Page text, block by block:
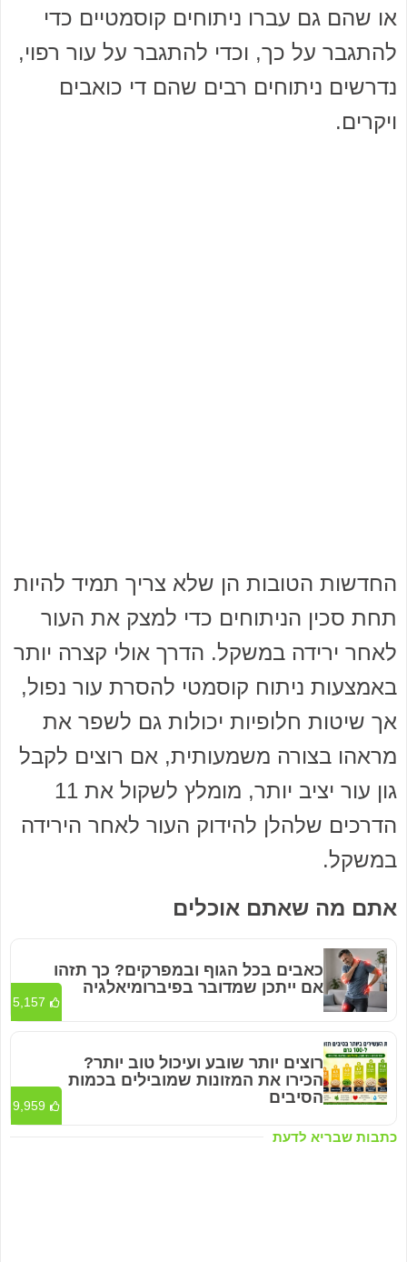
או שהם גם עברו ניתוחים קוסמטיים כדי
להתגבר על כך, וכדי להתגבר על עור רפוי,
נדרשים ניתוחים רבים שהם די כואבים
ויקרים.
החדשות הטובות הן שלא צריך תמיד להיות
תחת סכין הניתוחים כדי למצק את העור
לאחר ירידה במשקל. הדרך אולי קצרה יותר
באמצעות ניתוח קוסמטי להסרת עור נפול,
אך שיטות חלופיות יכולות גם לשפר את
מראהו בצורה משמעותית, אם רוצים לקבל
גון עור יציב יותר, מומלץ לשקול את 11
הדרכים שלהלן להידוק העור לאחר הירידה
במשקל.
אתם מה שאתם אוכלים
כתבות שבריא לדעת
כאבים בכל הגוף ובמפרקים? כך תזהו
אם ייתכן שמדובר בפיברומיאלגיה
5,157
רוצים יותר שובע ועיכול טוב יותר?
הכירו את המזונות שמובילים בכמות
הסיבים
9,959